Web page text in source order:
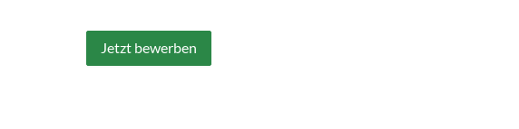
Jetzt bewerben